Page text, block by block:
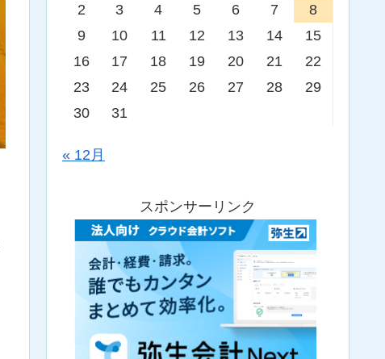
2
3 4 5 6 7
8
9
10 11 12 13 14
15
16
17 18 19 20 21
22
23
24 25 26 27 28
29
30
31
« 12月
スポンサーリンク